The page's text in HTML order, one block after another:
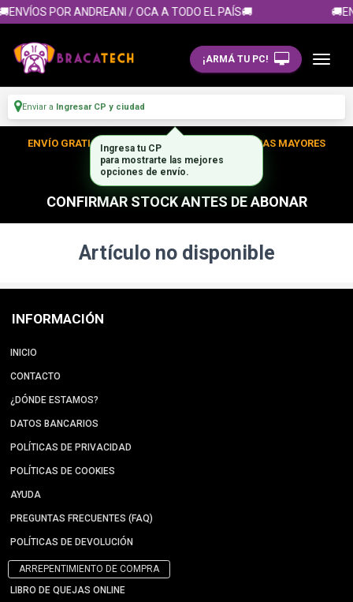
POR ANDREANI / OCA A TODO EL PAÍS🚚
¡ARMÁ TU PC!
Enviar a Ingresar CP y ciudad
ENVÍO GRATIS DENTRO DE CABA EN TUS COMPRAS MAYORES
A $300.000
CONFIRMAR STOCK ANTES DE ABONAR
Artículo no disponible
INFORMACIÓN
INICIO
CONTACTO
¿DÓNDE ESTAMOS?
DATOS BANCARIOS
POLÍTICAS DE PRIVACIDAD
POLÍTICAS DE COOKIES
AYUDA
PREGUNTAS FRECUENTES (FAQ)
POLÍTICAS DE DEVOLUCIÓN
ARREPENTIMIENTO DE COMPRA
LIBRO DE QUEJAS ONLINE
Ingresa tu CP
para mostrarte las mejores
opciones de envío.